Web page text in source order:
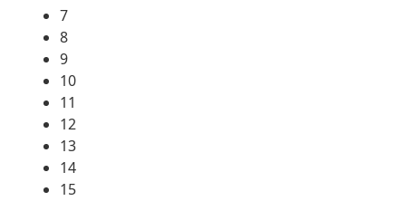
7
8
9
10
11
12
13
14
15